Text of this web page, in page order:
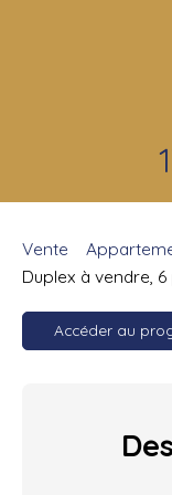
Vente
Duplex à vendre,
Accéder au